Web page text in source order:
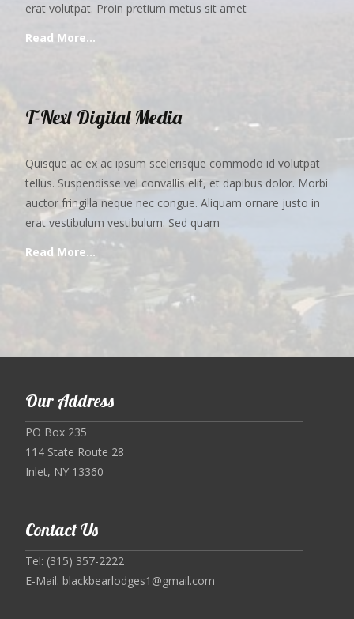
erat volutpat. Proin pretium metus sit amet
Read More…
T-Next Digital Media
Quisque ac ex ac ipsum scelerisque commodo id volutpat
tellus. Suspendisse vel convallis elit, et dapibus dolor. Morbi
auctor fringilla neque nec congue. Aliquam ornare justo in
erat vestibulum vestibulum. Sed quam
Read More…
Our Address
PO Box 235
114 State Route 28
Inlet, NY 13360
Contact Us
Tel: (315) 357-2222
E-Mail: blackbearlodges1@gmail.com